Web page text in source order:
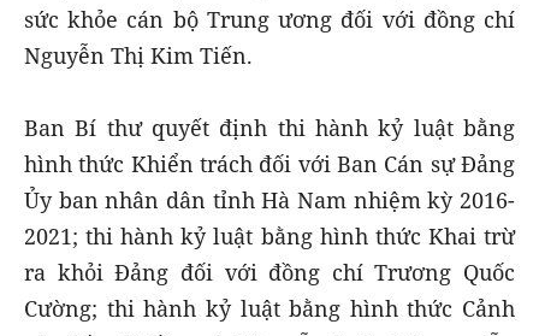
sức khỏe cán bộ Trung ương đối với đồng chí
Nguyễn Thị Kim Tiến.
Ban Bí thư quyết định thi hành kỷ luật bằng
hình thức Khiển trách đối với Ban Cán sự Đảng
Ủy ban nhân dân tỉnh Hà Nam nhiệm kỳ 2016-
2021; thi hành kỷ luật bằng hình thức Khai trừ
ra khỏi Đảng đối với đồng chí Trương Quốc
Cường; thi hành kỷ luật bằng hình thức Cảnh